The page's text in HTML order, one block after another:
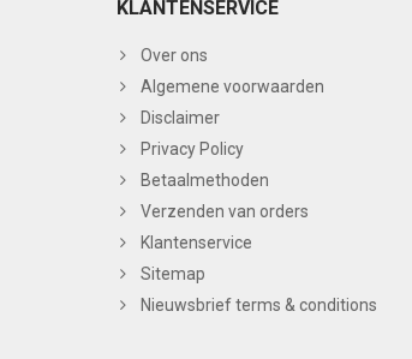
KLANTENSERVICE
Over ons
Algemene voorwaarden
Disclaimer
Privacy Policy
Betaalmethoden
Verzenden van orders
Klantenservice
Sitemap
Nieuwsbrief terms & conditions